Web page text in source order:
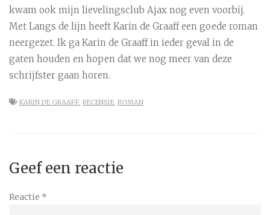
kwam ook mijn lievelingsclub Ajax nog even voorbij.
Met Langs de lijn heeft Karin de Graaff een goede roman
neergezet. Ik ga Karin de Graaff in ieder geval in de
gaten houden en hopen dat we nog meer van deze
schrijfster gaan horen.
KARIN DE GRAAFF, RECENSIE, ROMAN
Geef een reactie
Reactie *